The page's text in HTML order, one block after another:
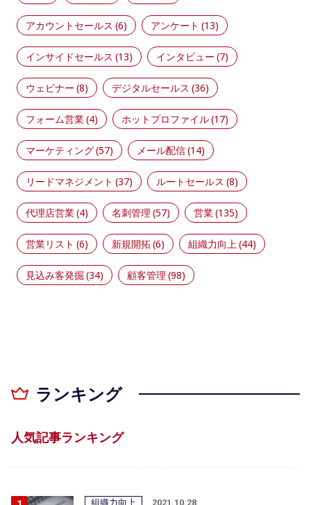
アカウントセールス (6) アンケート (13)
インサイドセールス (13) インタビュー (7)
ウェビナー (8) デジタルセールス (36)
フォーム営業(4) ホットプロファイル(17)
マーケティング(57) メール配信(14)
リードマネジメント (37) ルートセールス (8)
代理店営業(4) 名刺管理 (57) 営業(135)
営業リスト (6) 新規開拓 (6) 組織力向上 (44)
見込み客発掘 (34) 顧客管理 (98)
ランキング
人気記事ランキング
組織力向上 2021.10.28